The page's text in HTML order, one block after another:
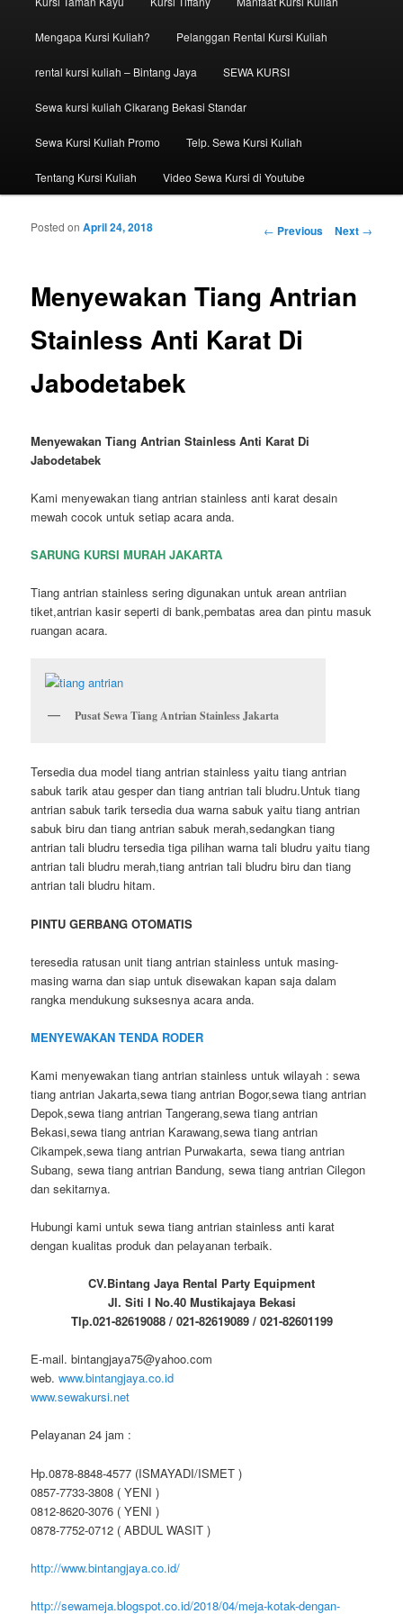
Mengapa Kursi Kuliah? Pelanggan Rental Kursi Kuliah
rental kursi kuliah – Bintang Jaya SEWA KURSI
Sewa kursi kuliah Cikarang Bekasi Standar
Sewa Kursi Kuliah Promo Telp. Sewa Kursi Kuliah
Tentang Kursi Kuliah Video Sewa Kursi di Youtube
Post navigation
← Previous Next →
Menyewakan Tiang Antrian
Stainless Anti Karat Di
Jabodetabek
Posted onApril 24, 2018
Menyewakan Tiang Antrian Stainless Anti Karat Di
Jabodetabek
Kami menyewakan tiang antrian stainless anti karat desain
mewah cocok untuk setiap acara anda.
SARUNG KURSI MURAH JAKARTA
Tiang antrian stainless sering digunakan untuk arean antriian
tiket,antrian kasir seperti di bank,pembatas area dan pintu masuk
ruangan acara.
Pusat Sewa Tiang Antrian Stainless Jakarta
Tersedia dua model tiang antrian stainless yaitu tiang antrian
sabuk tarik atau gesper dan tiang antrian tali bludru.Untuk tiang
antrian sabuk tarik tersedia dua warna sabuk yaitu tiang antrian
sabuk biru dan tiang antrian sabuk merah,sedangkan tiang
antrian tali bludru tersedia tiga pilihan warna tali bludru yaitu tiang
antrian tali bludru merah,tiang antrian tali bludru biru dan tiang
antrian tali bludru hitam.
PINTU GERBANG OTOMATIS
teresedia ratusan unit tiang antrian stainless untuk masing-
masing warna dan siap untuk disewakan kapan saja dalam
rangka mendukung suksesnya acara anda.
MENYEWAKAN TENDA RODER
Kami menyewakan tiang antrian stainless untuk wilayah : sewa
tiang antrian Jakarta,sewa tiang antrian Bogor,sewa tiang antrian
Depok,sewa tiang antrian Tangerang,sewa tiang antrian
Bekasi,sewa tiang antrian Karawang,sewa tiang antrian
Cikampek,sewa tiang antrian Purwakarta, sewa tiang antrian
Subang, sewa tiang antrian Bandung, sewa tiang antrian Cilegon
dan sekitarnya.
Hubungi kami untuk sewa tiang antrian stainless anti karat
dengan kualitas produk dan pelayanan terbaik.
CV.Bintang Jaya Rental Party Equipment
Jl. Siti I No.40 Mustikajaya Bekasi
Tlp.021-82619088 / 021-82619089 / 021-82601199
E-mail. bintangjaya75@yahoo.com
web.www.bintangjaya.co.id
www.sewakursi.net
Pelayanan 24 jam :
Hp.0878-8848-4577 (ISMAYADI/ISMET )
0857-7733-3808 ( YENI )
0812-8620-3076 ( YENI )
0878-7752-0712 ( ABDUL WASIT )
http://www.bintangjaya.co.id/
http://sewameja.blogspot.co.id/2018/04/meja-kotak-dengan-